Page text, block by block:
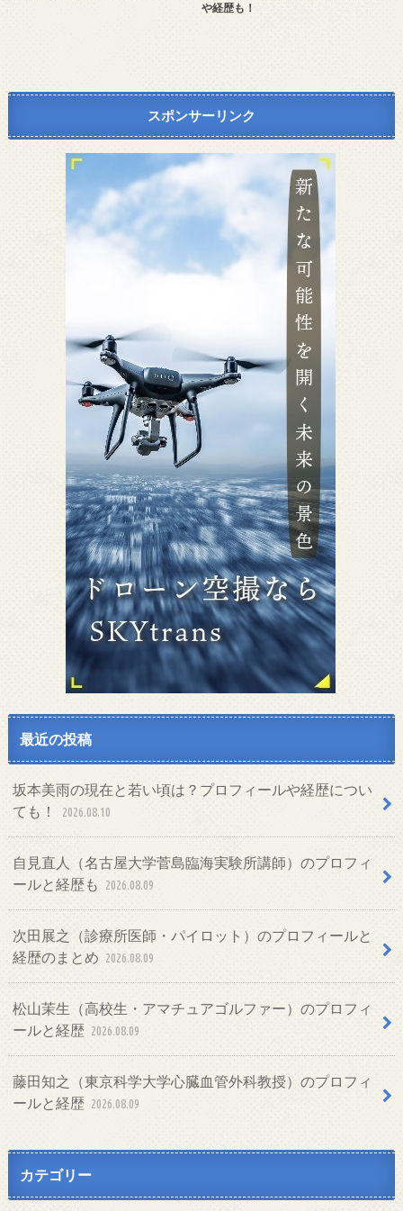
や経歴も！
スポンサーリンク
最近の投稿
坂本美雨の現在と若い頃は？プロフィールや経歴につい
ても！
2026.08.10
自見直人（名古屋大学菅島臨海実験所講師）のプロフィ
ールと経歴も
2026.08.09
次田展之（診療所医師・パイロット）のプロフィールと
経歴のまとめ 2026.08.09
松山茉生（高校生・アマチュアゴルファー）のプロフィ
ールと経歴 2026.08.09
藤田知之（東京科学大学心臓血管外科教授）のプロフィ
ールと経歴 2026.08.09
カテゴリー